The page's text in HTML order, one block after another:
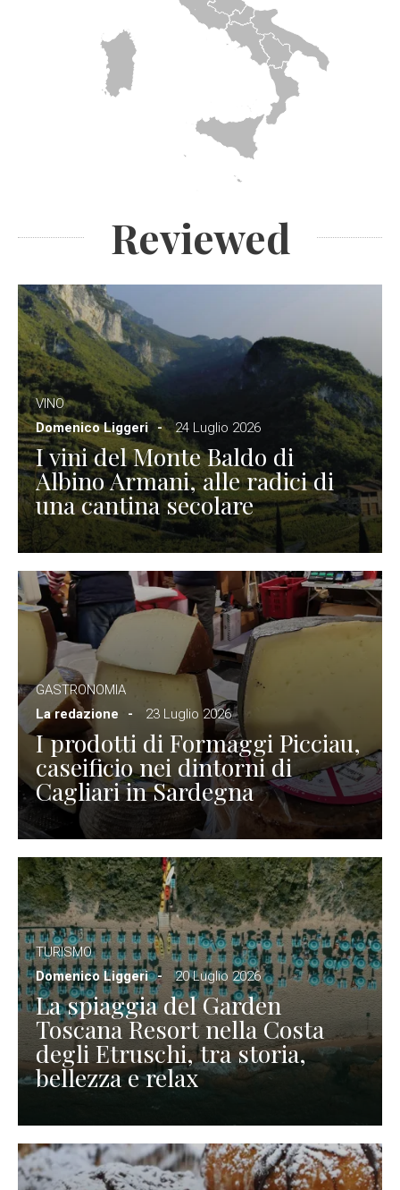
Reviewed
VINO
Domenico Liggeri
24 Luglio 2026
I vini del Monte Baldo di
Albino Armani, alle radici di
una cantina secolare
GASTRONOMIA
La redazione
23 Luglio 2026
I prodotti di Formaggi Picciau,
caseificio nei dintorni di
Cagliari in Sardegna
TURISMO
Domenico Liggeri
20 Luglio 2026
La spiaggia del Garden
Toscana Resort nella Costa
degli Etruschi, tra storia,
bellezza e relax